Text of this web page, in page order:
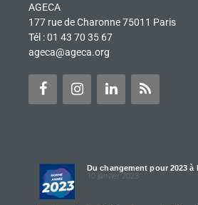
AGECA
177 rue de Charonne 75011 Paris
Tél : 01 43 70 35 67
ageca@ageca.org
Du changement pour 2023 à
10 janvier 2023